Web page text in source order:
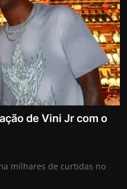
de Vini Jr com o
milhares de curtidas no